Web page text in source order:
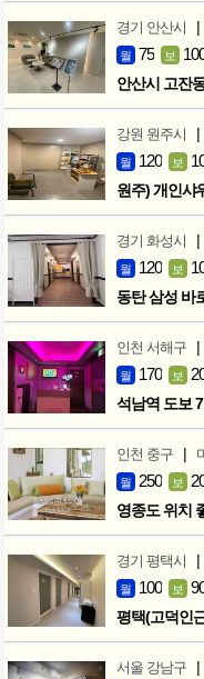
경기 안산시 |
월 75 보
안산시 고잔
강원 원주시 |
월 120 보
원주) 개인샤
경기 화성시 |
월 120 보
동탄 삼성 바
인천 서해구 |
월 170 보
석남역 도보
인천 중구 |
월 250 보
영종도 위치
경기 평택시 |
월 100 보
평택(고덕인
서울 강남구 |